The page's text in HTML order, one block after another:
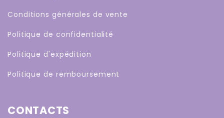
Conditions générales de vente
Politique de confidentialité
Politique d'expédition
Politique de remboursement
CONTACTS